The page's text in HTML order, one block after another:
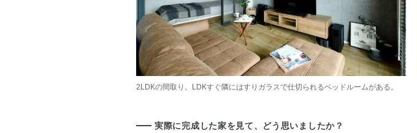
2LDKの間取り。LDKすぐ隣にはすりガラスで仕切られるベッドルームがある。
実際に完成した家を見て、どう思いましたか？